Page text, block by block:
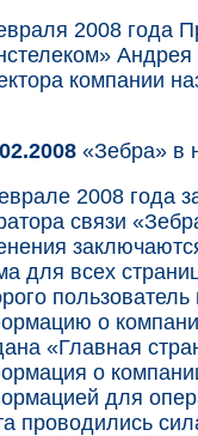
2008 года
компании
«Зебра» в
2008 года
связи
для всех
о
«Главная
о
для
проводились